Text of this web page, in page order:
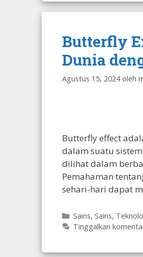
Butterfly
Dunia
Agustus 15, 2024 oleh
Butterfly effect
dalam suatu
dilihat dalam
Pemahaman
sehari-hari dapat
Kategori
Sains, Sains,
Tinggalkan